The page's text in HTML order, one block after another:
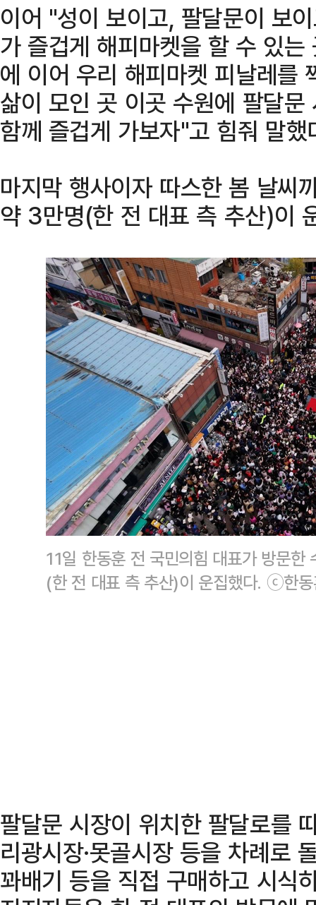
이어 "성이 보이고, 팔달문이 보
가 즐겁게 해피마켓을 할 수 있
에 이어 우리 해피마켓 피날레를
삶이 모인 곳 이곳 수원에 팔달
함께 즐겁게 가보자"고 힘줘 말했
마지막 행사이자 따스한 봄 날씨
약 3만명(한 전 대표 측 추산)이
11일 한동훈 전 국민의힘 대표가 방문
(한 전 대표 측 추산)이 운집했다. ⓒ한
팔달문 시장이 위치한 팔달로를
리광시장·못골시장 등을 차례로
꽈배기 등을 직접 구매하고 시식